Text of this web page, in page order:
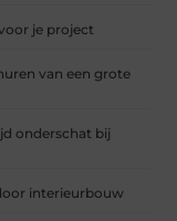
je project
van een grote
onderschat bij
interieurbouw